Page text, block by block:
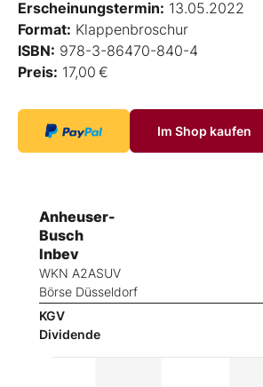
Erscheinungstermin: 13.05.2022
Format: Klappenbroschur
ISBN: 978-3-86470-840-4
Preis: 17,00 €
Im Shop kaufen
Anheuser-
Busch
Inbev
WKN A2ASUV
Börse Düsseldorf
KGV
Dividende